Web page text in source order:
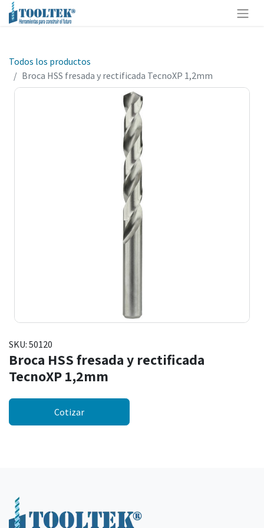
Todos los productos
Broca HSS fresada y rectificada TecnoXP 1,2mm
SKU: 50120
Broca HSS fresada y rectificada
TecnoXP 1,2mm
Cotizar